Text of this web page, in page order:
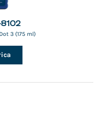
3 (175 ml)